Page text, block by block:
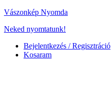
Vászonkép Nyomda
Neked nyomtatunk!
Bejelentkezés / Regisztráció
Kosaram